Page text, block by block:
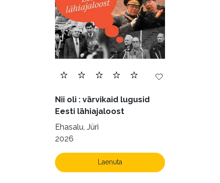
Nii oli : värvikaid lugusid
Eesti lähiajaloost
Ehasalu, Jüri
2026
Laenuta